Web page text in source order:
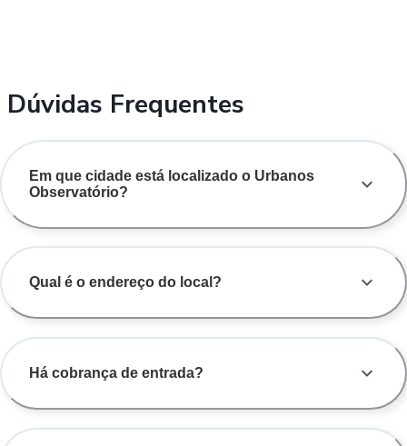
Dúvidas Frequentes
Em que cidade está localizado o Urbanos
Observatório?
Qual é o endereço do local?
Há cobrança de entrada?